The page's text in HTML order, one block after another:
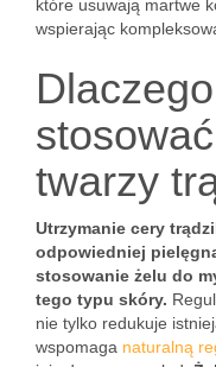
które usuwają martwe
wspierając
twarzy
Utrzymanie cery
odpowiedniej
stosowanie żelu do
tego typu skóry.
nie tylko redukuje
wspomaga naturalną